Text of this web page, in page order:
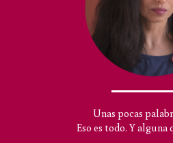
Unas pocas
Eso es todo. Y alguna